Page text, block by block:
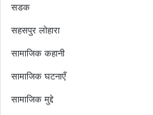
सडक
सहसपुर लोहारा
सामाजिक कहानी
सामाजिक घटनाएँ
सामाजिक मुद्दे